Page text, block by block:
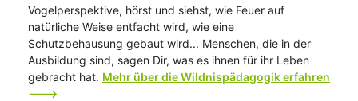
Vogelperspektive, hörst und siehst, wie Feuer auf
natürliche Weise entfacht wird, wie eine
Schutzbehausung gebaut wird... Menschen, die in der
Ausbildung sind, sagen Dir, was es ihnen für ihr Leben
gebracht hat. Mehr über die Wildnispädagogik erfahren
--->